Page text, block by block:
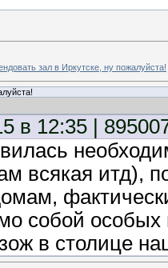
зал в Иркутске, ну пожалуйста!
в 12:35 |
всякая итд),
собой особых
в столице